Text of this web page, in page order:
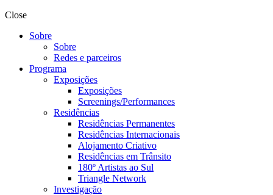
Close
Sobre
Sobre
Redes e parceiros
Programa
Exposições
Exposições
Screenings/Performances
Residências
Residências Permanentes
Residências Internacionais
Alojamento Criativo
Residências em Trânsito
180º Artistas ao Sul
Triangle Network
Investigação